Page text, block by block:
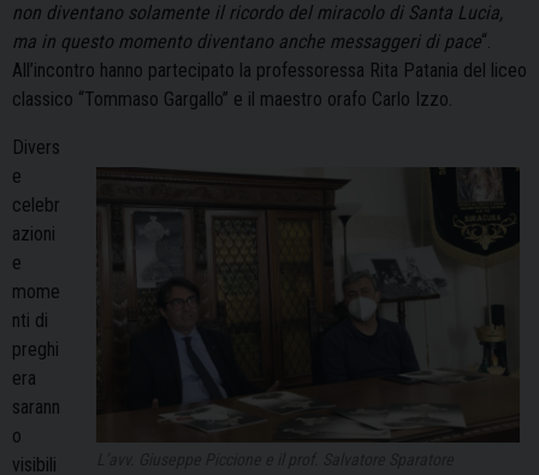
non diventano solamente il ricordo del miracolo di Santa Lucia,
ma in questo momento diventano anche messaggeri di pace“.
All’incontro hanno partecipato la professoressa Rita Patania del liceo
classico “Tommaso Gargallo” e il maestro orafo Carlo Izzo.
Divers
e
celebr
azioni
e
mome
nti di
preghi
era
sarann
o
visibili